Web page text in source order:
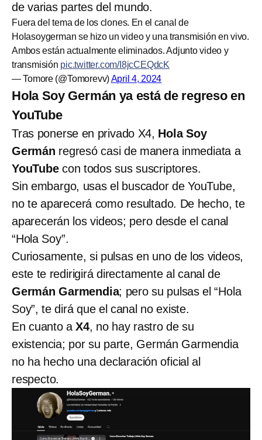
de varias partes del mundo.
Fuera del tema de los clones. En el canal de
Holasoygerman se hizo un video y una transmisión en vivo.
Ambos están actualmente eliminados. Adjunto video y
transmisión pic.twitter.com/I8jcCEQdcK
— Tomore (@Tomorevv)April 4, 2024
Hola Soy Germán ya está de regreso en
YouTube
Tras ponerse en privado X4, Hola Soy
Germán regresó casi de manera inmediata a
YouTubecon todos sus suscriptores.
Sin embargo, usas el buscador de YouTube,
no te aparecerá como resultado. De hecho, te
aparecerán los videos; pero desde el canal
“Hola Soy”.
Curiosamente, si pulsas en uno de los videos,
este te redirigirá directamente al canal de
Germán Garmendia; pero su pulsas el “Hola
Soy”, te dirá que el canal no existe.
En cuanto aX4, no hay rastro de su
existencia; por su parte, Germán Garmendia
no ha hecho una declaración oficial al
respecto.